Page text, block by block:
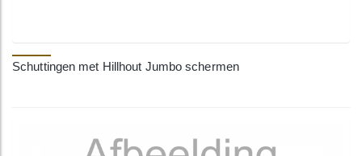
Schuttingen met Hillhout Jumbo schermen